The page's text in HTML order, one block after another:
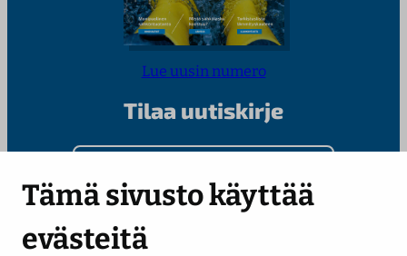
Tämä sivusto käyttää
evästeitä
Lue uusin numero
Tilaa uutiskirje
Kirjoita sähköpostiosoitteesi